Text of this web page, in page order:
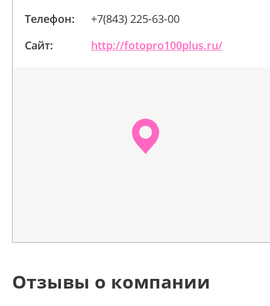
Телефон:
+7(843) 225-63-00
Сайт:
http://fotopro100plus.ru/
Отзывы о компании